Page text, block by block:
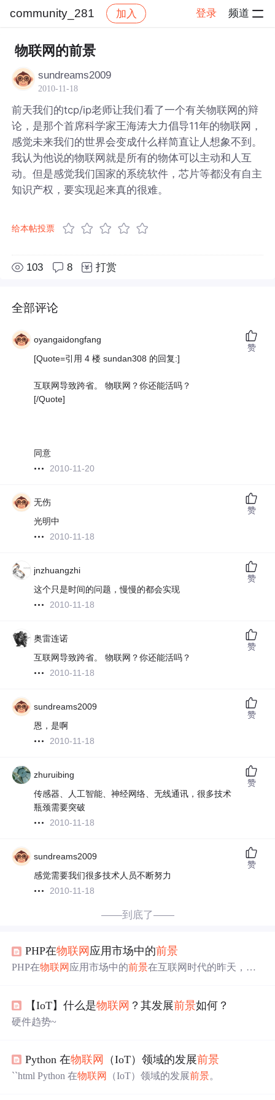
community_281 加入 登录 频道
社区 community_281
物联网的前景
sundreams2009
2010-11-18
前天我们的tcp/ip老师让我们看了一个有关物联网的辩
论，是那个首席科学家王海涛大力倡导11年的物联网，
感觉未来我们的世界会变成什么样简直让人想象不到。
我认为他说的物联网就是所有的物体可以主动和人互
动。但是感觉我们国家的系统软件，芯片等都没有自主
知识产权，要实现起来真的很难。
给本帖投票
103 8 打赏
全部评论
oyangaidongfang
[Quote=引用 4 楼 sundan308 的回复:]
互联网导致跨省。 物联网？你还能活吗？
[/Quote]
同意
2010-11-20
赞
无伤
光明中
2010-11-18
赞
jnzhuangzhi
这个只是时间的问题，慢慢的都会实现
2010-11-18
赞
奥雷连诺
互联网导致跨省。 物联网？你还能活吗？
2010-11-18
赞
sundreams2009
恩，是啊
2010-11-18
赞
zhuruibing
传感器、人工智能、神经网络、无线通讯，很多技术
瓶颈需要突破
2010-11-18
赞
sundreams2009
感觉需要我们很多技术人员不断努力
2010-11-18
赞
——到底了——
PHP在物联网 应用市场中的前景
PHP在物联网 应用市场中的前景在互联网时代的昨天，当
技术普及的环境下，PHP 在 IoT 应用市场中的前景
非常有希望。本文的主要焦点是探讨 PHP 在 IoT 应用市场
和交换数据。PHP 是一种服务器端脚本语言，用于创建动
态和交互性的网站。
【IoT】什么是物联网 ？其发展前景如何？
硬件趋势~
Python 在物联网 （IoT）领域的发展前景
``html Python 在物联网 （IoT）领域的发展前景。